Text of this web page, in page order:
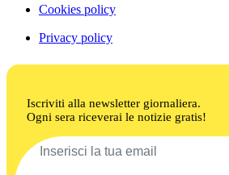
Cookies policy
Privacy policy
Iscriviti alla newsletter giornaliera.
Ogni sera riceverai le notizie gratis!